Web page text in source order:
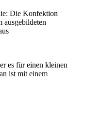
Die Konfektion
ausgebildeten
es für einen kleinen
ist mit einem